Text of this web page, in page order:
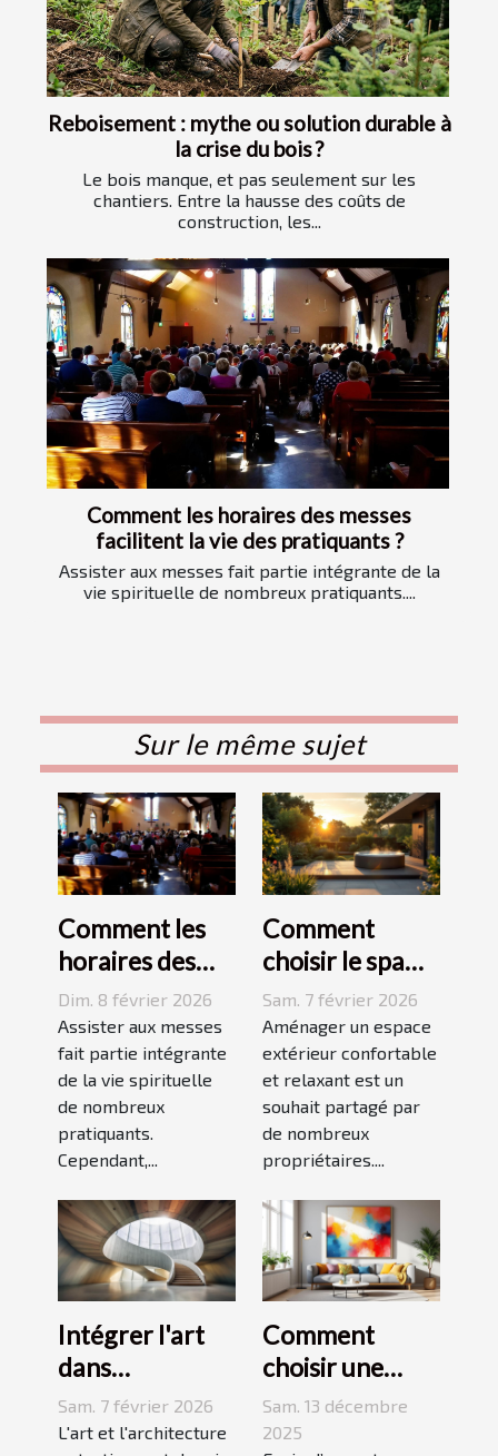
Reboisement : mythe ou solution durable à
la crise du bois ?
Le bois manque, et pas seulement sur les
chantiers. Entre la hausse des coûts de
construction, les...
Comment les horaires des messes
facilitent la vie des pratiquants ?
Assister aux messes fait partie intégrante de la
vie spirituelle de nombreux pratiquants....
Sur le même sujet
Comment les
horaires des
messes
facilitent la vie
des pratiquants
?
Dim. 8 février 2026
Assister aux messes
fait partie intégrante
de la vie spirituelle
de nombreux
pratiquants.
Cependant,...
Comment
choisir le spa
idéal pour
votre espace
extérieur ?
Sam. 7 février 2026
Aménager un espace
extérieur confortable
et relaxant est un
souhait partagé par
de nombreux
propriétaires....
Intégrer l'art
dans
l'architecture :
escaliers
Sam. 7 février 2026
L'art et l'architecture
Comment
choisir une
peinture
moderne pour
Sam. 13 décembre
2025